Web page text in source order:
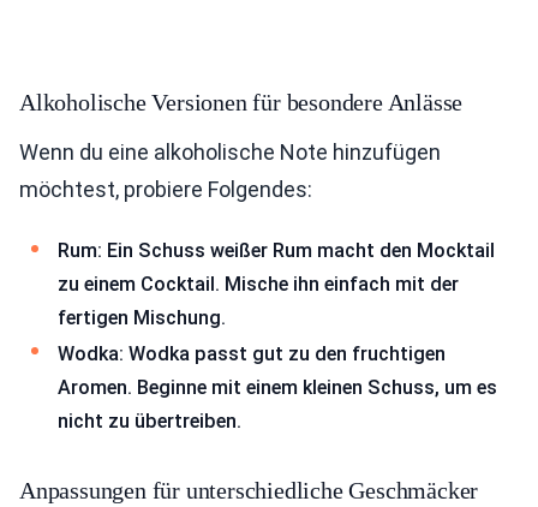
Alkoholische Versionen für besondere Anlässe
Wenn du eine alkoholische Note hinzufügen
möchtest, probiere Folgendes:
Rum: Ein Schuss weißer Rum macht den Mocktail
zu einem Cocktail. Mische ihn einfach mit der
fertigen Mischung.
Wodka: Wodka passt gut zu den fruchtigen
Aromen. Beginne mit einem kleinen Schuss, um es
nicht zu übertreiben.
Anpassungen für unterschiedliche Geschmäcker